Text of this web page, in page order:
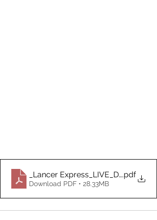
_Lancer .pdf
Download PDF • 28.33MB